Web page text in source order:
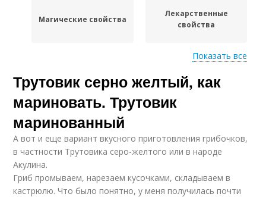
Магические свойства
Лекарственные
свойства
Ядовитые свойства
Лечебное
воздействие
Лечебные качества
Фармакологические
свойства
Показать все
Трутовик серно желтый, как
мариновать. Трутовик
маринованный
А вот и еще вариант вкусного приготовления грибочков,
в частности Трутовика серо-желтого или в народе
Акулина.
Гриб промываем, нарезаем кусочками, складываем в
кастрюлю. Что было понятно, у меня получилась почти